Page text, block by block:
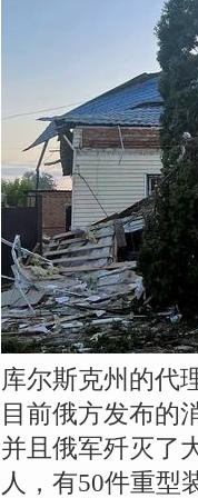
库尔斯克州的代
目前俄方发布的
并且俄军歼灭了
人，有50件重型